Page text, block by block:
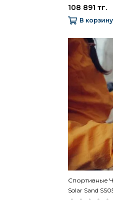
108 891 тг.
В корзину
Спортивные
Solar Sand